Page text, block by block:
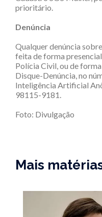
prioritário.
Denúncia
Qualquer denúncia
feita de forma
Polícia Civil, ou de
Disque-Denúncia, no
Inteligência Artificial
98115-9181.
Foto: Divulgação
Mais